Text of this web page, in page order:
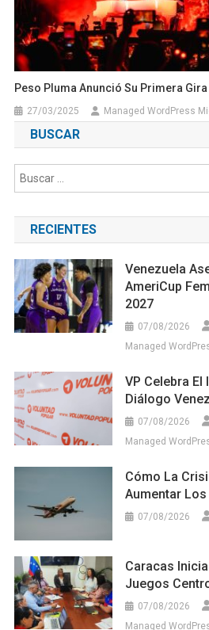
Peso Pluma Anunció Su Primera
27/03/2025 Managed WordPress
BUSCAR
RECIENTES
Venezuela
AmeriCup
2027
07/08/2026
Managed
VP Celebra El
Diálogo
07/08/2026
Managed
Cómo La
Aumentar
07/08/2026
Caracas
Juegos
07/08/2026
Managed